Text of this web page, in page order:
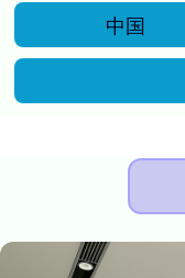
中国